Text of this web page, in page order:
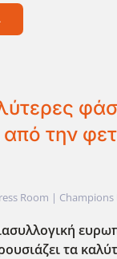
την
Room | Champions
τα